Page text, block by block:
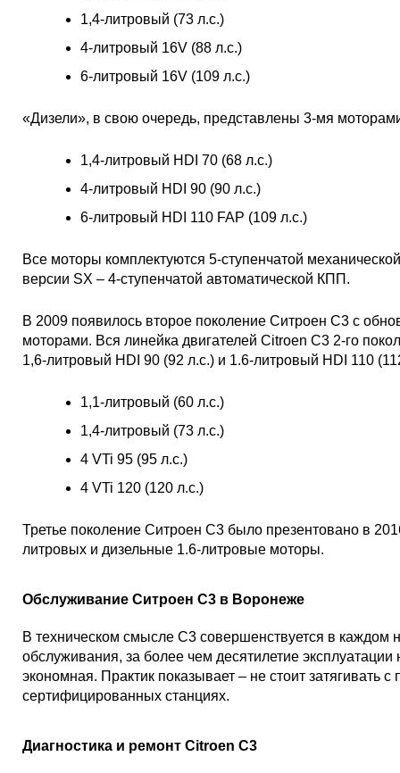
1,4-литровый (73 л.с.)
4-литровый 16V (88 л.с.)
6-литровый 16V (109 л.с.)
«Дизели», в свою очередь, представлены 3-мя
1,4-литровый HDI 70 (68 л.с.)
4-литровый HDI 90 (90 л.с.)
6-литровый HDI 110 FAP (109 л.с.)
Все моторы комплектуются 5-ступенчатой
версии SX – 4-ступенчатой автоматической КПП.
В 2009 появилось второе поколение Ситроен C3 с
моторами. Вся линейка двигателей Citroen C3 2-го
1,6-литровый HDI 90 (92 л.с.) и 1.6-литровый HDI 110
1,1-литровый (60 л.с.)
1,4-литровый (73 л.с.)
4 VTi 95 (95 л.с.)
4 VTi 120 (120 л.с.)
Третье поколение Ситроен С3 было презентовано в
литровых и дизельные 1.6-литровые моторы.
Обслуживание Ситроен С3 в Воронеже
В техническом смысле С3 совершенствуется в каждом
обслуживания, за более чем десятилетие
экономная. Практик показывает – не стоит затягивать
сертифицированных станциях.
Диагностика и ремонт Citroen С3